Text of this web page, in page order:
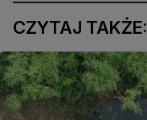
CZYTAJ TAKŻE: